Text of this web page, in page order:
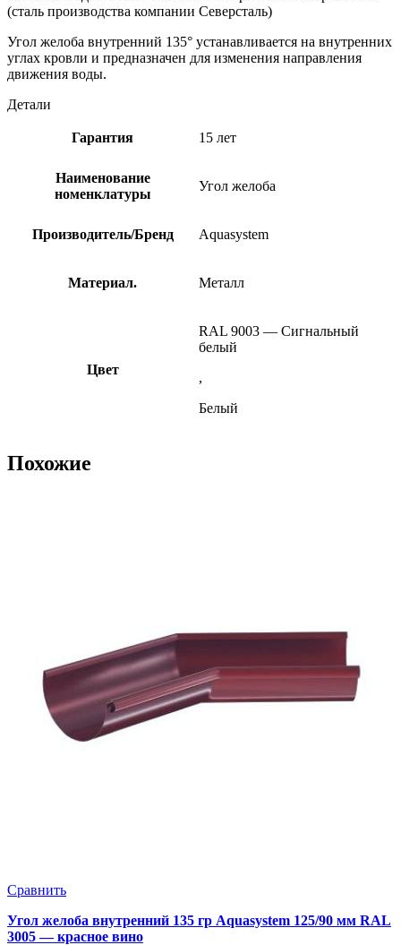
(сталь производства компании Северсталь)
Угол желоба внутренний 135° устанавливается на внутренних
углах кровли и предназначен для изменения направления
движения воды.
Детали
Гарантия 15 лет
Наименование
номенклатуры
Угол желоба
Производитель/Бренд Aquasystem
Материал. Металл
Цвет
RAL 9003 — Сигнальный
белый
,
Белый
Похожие
Сравнить
Угол желоба внутренний 135 гр Aquasystem 125/90 мм RAL
3005 — красное вино